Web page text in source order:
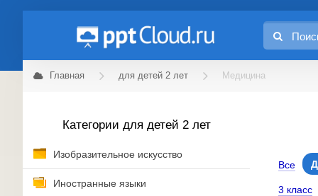
Главная для детей 2 лет Медицина
Категории для детей 2 лет
Изобразительное искусство
Иностранные языки
Все
3 класс